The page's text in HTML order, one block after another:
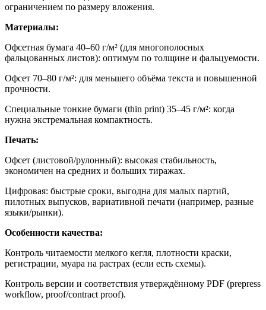
ограничением по размеру вложения.
Материалы:
Офсетная бумага 40–60 г/м² (для многополосных
фальцованных листов): оптимум по толщине и фальцуемости.
Офсет 70–80 г/м²: для меньшего объёма текста и повышенной
прочности.
Специальные тонкие бумаги (thin print) 35–45 г/м²: когда
нужна экстремальная компактность.
Печать:
Офсет (листовой/рулонный): высокая стабильность,
экономичен на средних и больших тиражах.
Цифровая: быстрые сроки, выгодна для малых партий,
пилотных выпусков, вариативной печати (например, разные
языки/рынки).
Особенности качества:
Контроль читаемости мелкого кегля, плотности краски,
регистрации, муара на растрах (если есть схемы).
Контроль версии и соответствия утверждённому PDF (prepress
workflow, proof/contract proof).